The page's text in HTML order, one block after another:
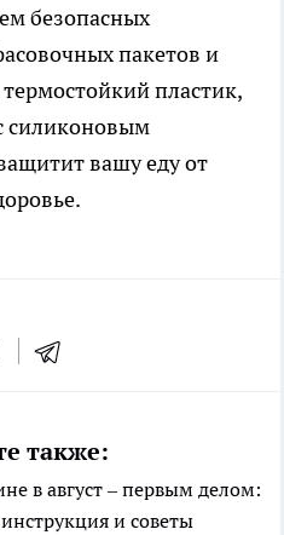
безопасных
пакетов и
пластик,
силиконовым
вашу еду от
также:
в август – первым делом:
и советы